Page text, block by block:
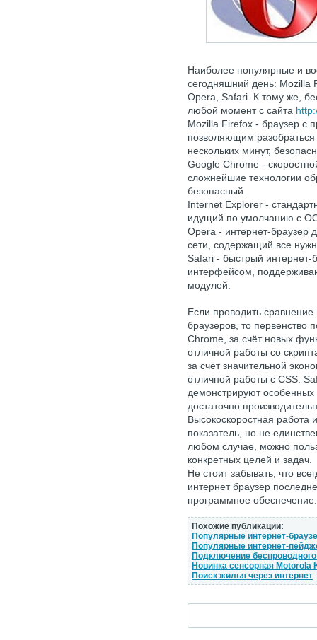
Наиболее популярные и
сегодняшний день: Mozilla
Opera, Safari. К тому же,
любой момент с сайта
Mozilla Firefox - браузер с
позволяющим разобраться
нескольких минут,
Google Chrome -
сложнейшие технологии
безопасный.
Internet Explorer -
идущий по умолчанию с
Opera - интернет-браузер
сети, содержащий все
Safari - быстрый интернет-
интерфейсом,
модулей.
Если проводить
браузеров, то первенство
Chrome, за счёт новых
отличной работы со
за счёт значительной
отличной работы с CSS.
демонстрируют
достаточно
Высокоскоростная работа
показатель, но не
любом случае, можно
конкретных целей и задач.
Не стоит забывать, что
интернет браузер
программное обеспечение.
Похожие публикации:
Популярные интернет-
Популярные интернет-
Подключение беспроводного
Новинка сенсорная Motorola
Поиск жилья через интернет